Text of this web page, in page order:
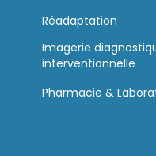
Réadaptation
Imagerie
interventionnelle
Pharmacie &